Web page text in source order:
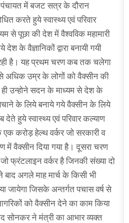
में बजट सत्र के दौरान
करते हुये स्वास्थ्य एवं परिवार
से पूछा की देश में वैश्वविक महामारी
के वैज्ञानिकों द्वारा बनायी गयी
है। यह प्रथम चरण कब तक चलेगा
अधिक उम्र के लोगों को वैक्सीन की
उन्होने सदन के माध्यम से देश के
के लिये बनाये गये वैक्सीन के लिये
देते हुये स्वास्थ्य एवं परिवार कल्याण
एक करोड़ हेल्थ वर्कर जो सरकारी व
में वैक्सीन दिया गया है। दूसरा चरण
फ्रंटलाइन वर्कर है जिनकी संख्या दो
अगले माह मार्च के किसी भी
जायेगा जिसके अन्तर्गत पचास वर्ष से
को वैक्सीन देने का काम किया
सोनकर ने मंत्री का आभार व्यक्त